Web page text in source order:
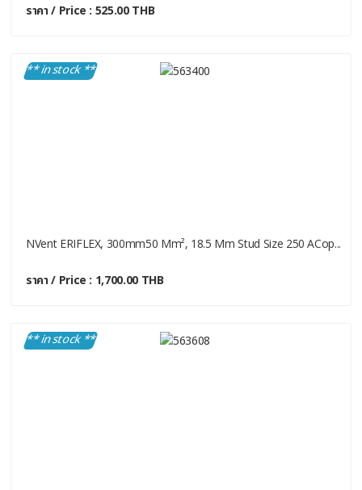
ราคา / Price : 525.00 THB
** in stock **
NVent ERIFLEX, 300mm50 Mm², 18.5 Mm Stud Size 250 ACop...
ราคา / Price : 1,700.00 THB
** in stock **